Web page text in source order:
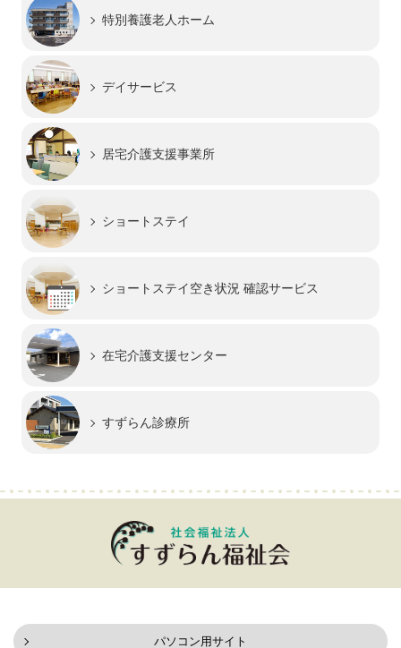
特別養護老人ホーム
デイサービス
居宅介護支援事業所
ショートステイ
ショートステイ空き状況 確認サービス
在宅介護支援センター
すずらん診療所
パソコン用サイト